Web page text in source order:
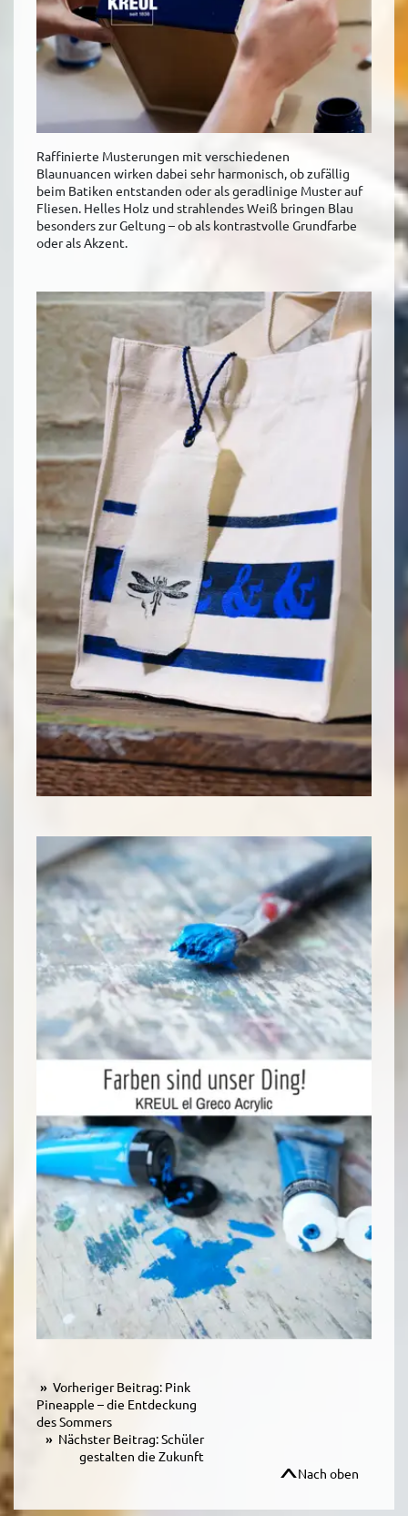
Raffinierte Musterungen mit verschiedenen
Blaunuancen wirken dabei sehr harmonisch, ob zufällig
beim Batiken entstanden oder als geradlinige Muster auf
Fliesen. Helles Holz und strahlendes Weiß bringen Blau
besonders zur Geltung – ob als kontrastvolle Grundfarbe
oder als Akzent.
Vorheriger Beitrag: Pink
Pineapple – die Entdeckung
des Sommers
Nächster Beitrag: Schüler
gestalten die Zukunft
Nach oben